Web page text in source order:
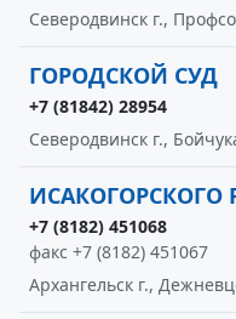
Северодвинск г.,
ГОРОДСКОЙ СУД
+7 (81842) 28954
Северодвинск г.,
+7 (8182) 451068
факс +7 (8182) 451067
Архангельск г.,